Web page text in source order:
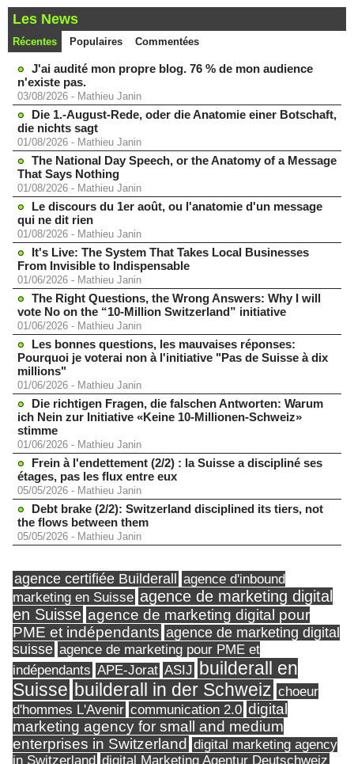
Les News
Récentes Populaires Commentées
J'ai audité mon propre blog. 76 % de mon audience
n'existe pas.
03/08/2026 - Mathieu Janin
Die 1.-August-Rede, oder die Anatomie einer Botschaft,
die nichts sagt
01/08/2026 - Mathieu Janin
The National Day Speech, or the Anatomy of a Message
That Says Nothing
01/08/2026 - Mathieu Janin
Le discours du 1er août, ou l'anatomie d'un message
qui ne dit rien
01/08/2026 - Mathieu Janin
It's Live: The System That Takes Local Businesses
From Invisible to Indispensable
01/06/2026 - Mathieu Janin
The Right Questions, the Wrong Answers: Why I will
vote No on the “10-Million Switzerland” initiative
01/06/2026 - Mathieu Janin
Les bonnes questions, les mauvaises réponses:
Pourquoi je voterai non à l'initiative "Pas de Suisse à dix
millions"
01/06/2026 - Mathieu Janin
Die richtigen Fragen, die falschen Antworten: Warum
ich Nein zur Initiative «Keine 10-Millionen-Schweiz»
stimme
01/06/2026 - Mathieu Janin
Frein à l'endettement (2/2) : la Suisse a discipliné ses
étages, pas les flux entre eux
05/05/2026 - Mathieu Janin
Debt brake (2/2): Switzerland disciplined its tiers, not
the flows between them
05/05/2026 - Mathieu Janin
agence certifiée Builderall
agence d'inbound
marketing en Suisse agence de marketing digital
en Suisse agence de marketing digital pour
PME et indépendants agence de marketing digital
suisse agence de marketing pour PME et
indépendants APE-Jorat ASIJ builderall en
Suisse builderall in der Schweiz choeur
d'hommes L'Avenir communication 2.0 digital
marketing agency for small and medium
enterprises in Switzerland digital marketing agency
in Switzerland digital Marketing Agentur Deutschweiz